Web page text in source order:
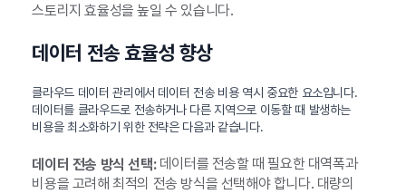
스토리지 효율성을 높일 수 있습니다.
데이터 전송 효율성 향상
클라우드 데이터 관리에서 데이터 전송 비용 역시 중요한 요소입니다.
데이터를 클라우드로 전송하거나 다른 지역으로 이동할 때 발생하는
비용을 최소화하기 위한 전략은 다음과 같습니다.
데이터 전송 방식 선택:데이터를 전송할 때 필요한 대역폭과
비용을 고려해 최적의 전송 방식을 선택해야 합니다. 대량의